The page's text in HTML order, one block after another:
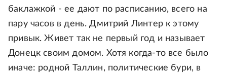
баклажкой - ее дают по расписанию, всего на
пару часов в день. Дмитрий Линтер к этому
привык. Живет так не первый год и называет
Донецк своим домом. Хотя когда-то все было
иначе: родной Таллин, политические бури, в